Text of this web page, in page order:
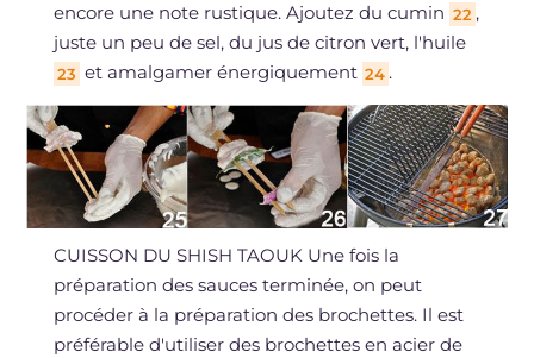
encore une note rustique. Ajoutez du cumin 22 ,
juste un peu de sel, du jus de citron vert, l'huile
23 et amalgamer énergiquement 24 .
CUISSON DU SHISH TAOUK Une fois la
préparation des sauces terminée, on peut
procéder à la préparation des brochettes. Il est
préférable d'utiliser des brochettes en acier de